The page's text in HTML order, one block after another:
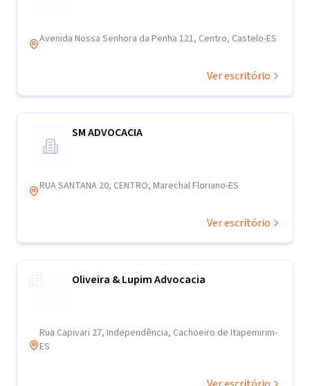
Avenida Nossa Senhora da Penha 121, Centro, Castelo-ES
Ver escritório
SM ADVOCACIA
RUA SANTANA 20, CENTRO, Marechal Floriano-ES
Ver escritório
Oliveira & Lupim Advocacia
Rua Capivari 27, Independência, Cachoeiro de Itapemirim-
ES